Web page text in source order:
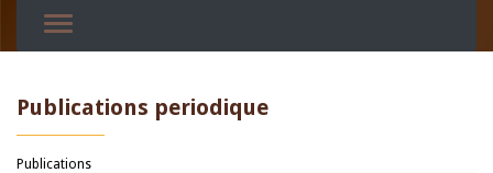
Publications periodique
Publications